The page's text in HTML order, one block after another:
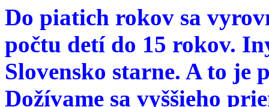
Do piatich rokov sa
počtu detí do 15 rokov.
Slovensko starne. A to je
Dožívame sa vyššieho